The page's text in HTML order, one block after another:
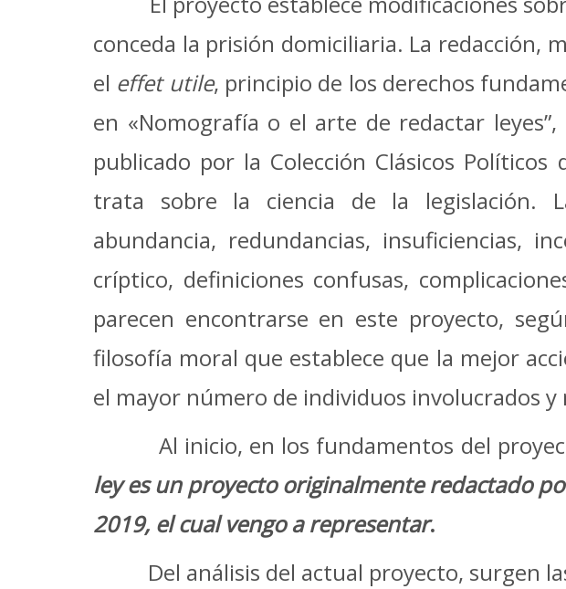
conceda la prisión domiciliaria. La redacción,
el effet utile, principio de los derechos
en «Nomografía o el arte de redactar
publicado por la Colección Clásicos
trata sobre la ciencia de la legislación.
abundancia, redundancias, insuficiencias,
críptico, definiciones confusas,
parecen encontrarse en este proyecto,
filosofía moral que establece que la mejor
el mayor número de individuos involucrados
Al inicio, en los fundamentos del
ley es un proyecto originalmente redactado
2019, el cual vengo a representar.
Del análisis del actual proyecto, surgen